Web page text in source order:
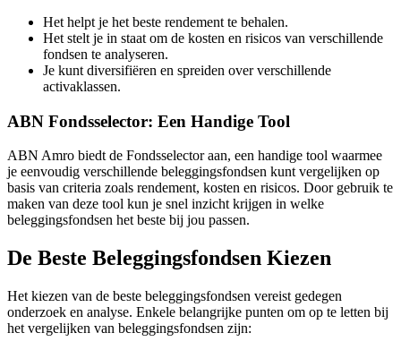
Het helpt je het beste rendement te behalen.
Het stelt je in staat om de kosten en risicos van verschillende
fondsen te analyseren.
Je kunt diversifiëren en spreiden over verschillende
activaklassen.
ABN Fondsselector: Een Handige Tool
ABN Amro biedt de Fondsselector aan, een handige tool waarmee
je eenvoudig verschillende beleggingsfondsen kunt vergelijken op
basis van criteria zoals rendement, kosten en risicos. Door gebruik te
maken van deze tool kun je snel inzicht krijgen in welke
beleggingsfondsen het beste bij jou passen.
De Beste Beleggingsfondsen Kiezen
Het kiezen van de beste beleggingsfondsen vereist gedegen
onderzoek en analyse. Enkele belangrijke punten om op te letten bij
het vergelijken van beleggingsfondsen zijn: